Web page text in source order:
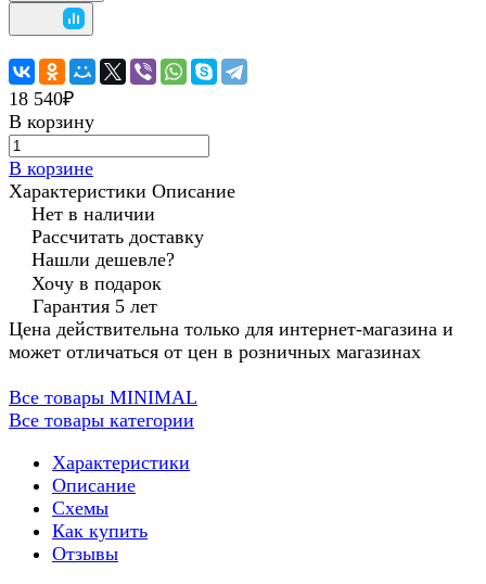
18 540₽
В корзину
В корзине
Характеристики Описание
Нет в наличии
Рассчитать доставку
Нашли дешевле?
Хочу в подарок
Гарантия 5 лет
Цена действительна только для интернет-магазина и
может отличаться от цен в розничных магазинах
Все товары MINIMAL
Все товары категории
Характеристики
Описание
Схемы
Как купить
Отзывы